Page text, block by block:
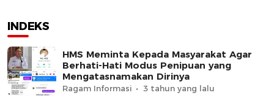
INDEKS
HMS Meminta Kepada Masyarakat Agar
Berhati-Hati Modus Penipuan yang
Mengatasnamakan Dirinya
Ragam Informasi 3 tahun yang lalu